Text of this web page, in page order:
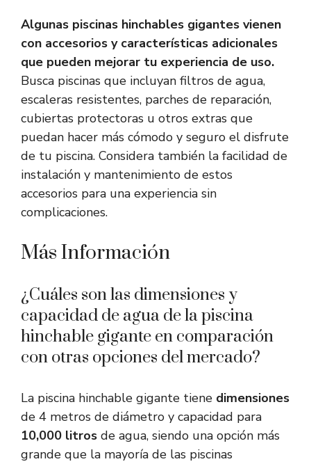
Algunas piscinas hinchables gigantes vienen
con accesorios y características adicionales
que pueden mejorar tu experiencia de uso.
Busca piscinas que incluyan filtros de agua,
escaleras resistentes, parches de reparación,
cubiertas protectoras u otros extras que
puedan hacer más cómodo y seguro el disfrute
de tu piscina. Considera también la facilidad de
instalación y mantenimiento de estos
accesorios para una experiencia sin
complicaciones.
Más Información
¿Cuáles son las dimensiones y
capacidad de agua de la piscina
hinchable gigante en comparación
con otras opciones del mercado?
La piscina hinchable gigante tiene dimensiones
de 4 metros de diámetro y capacidad para
10,000 litros de agua, siendo una opción más
grande que la mayoría de las piscinas